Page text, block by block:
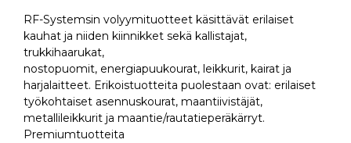
RF-Systemsin volyymituotteet käsittävät erilaiset
kauhat ja niiden kiinnikket sekä kallistajat,
trukkihaarukat,
nostopuomit, energiapuukourat, leikkurit, kairat ja
harjalaitteet. Erikoistuotteita puolestaan ovat: erilaiset
työkohtaiset asennuskourat, maantiivistäjät,
metallileikkurit ja maantie/rautatieperäkärryt.
Premiumtuotteita